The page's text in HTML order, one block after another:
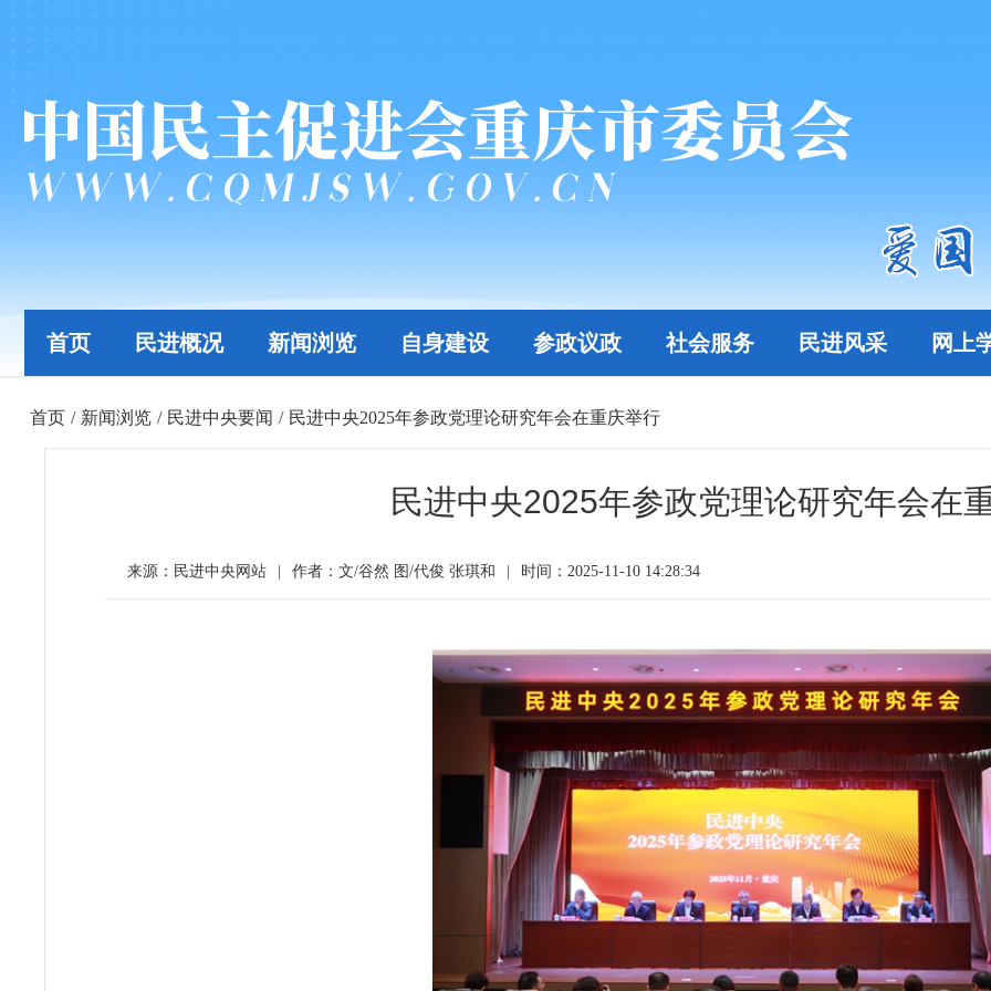
首页 民进概况 新闻浏览 自身建设 参政议政 社会服务 民进风采 网上
首页 / 新闻浏览 / 民进中央要闻 / 民进中央2025年参政党理论研究年会在重庆举行
民进中央2025年参政党理论研究年会在
来源：民进中央网站 作者：文/谷然 图/代俊 张琪和 时间：2025-11-10 14:28:34